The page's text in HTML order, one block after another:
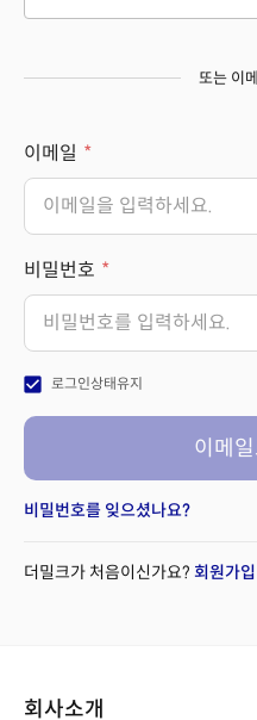
또는 이
이메일
비밀번호
check_box 로그인상태유지
이메
비밀번호를 잊으셨나요?
더밀크가 처음이신가요? 회원가입
회사소개